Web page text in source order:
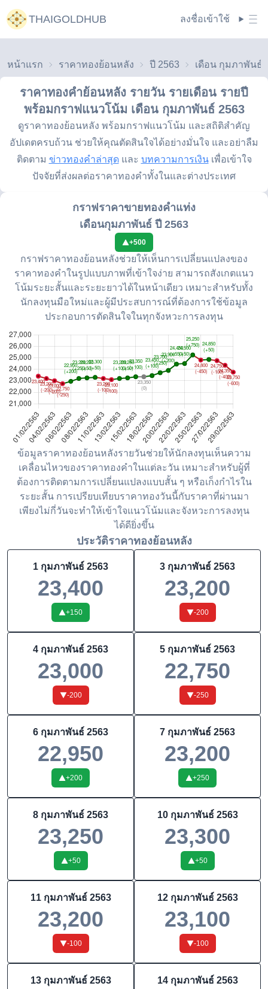
THAIGOLDHUB ลงชื่อเข้าใช้
หน้าแรก ราคาทองย้อนหลัง ปี 2563
ราคาทองคำย้อนหลัง รายวัน รายเดือน รายปี
พร้อมกราฟแนวโน้ม เดือน กุมภาพันธ์ 2563
ดูราคาทองย้อนหลัง พร้อมกราฟแนวโน้ม และสถิติสำคัญ
อัปเดตครบถ้วน ช่วยให้คุณตัดสินใจได้อย่างมั่นใจ และอย่าลืม
ติดตาม ข่าวทองคำล่าสุด และ บทความการเงิน เพื่อเข้าใจ
ปัจจัยที่ส่งผลต่อราคาทองคำทั้งในและต่างประเทศ
กราฟราคาขายทองคำแท่ง
เดือนกุมภาพันธ์ ปี 2563
+500
กราฟราคาทองย้อนหลังช่วยให้เห็นการเปลี่ยนแปลงของ
ราคาทองคำในรูปแบบภาพที่เข้าใจง่าย สามารถสังเกตแนว
โน้มระยะสั้นและระยะยาวได้ในหน้าเดียว เหมาะสำหรับทั้ง
นักลงทุนมือใหม่และผู้มีประสบการณ์ที่ต้องการใช้ข้อมูล
ประกอบการตัดสินใจในทุกจังหวะการลงทุน
ข้อมูลราคาทองย้อนหลังรายวันช่วยให้นักลงทุนเห็นความ
เคลื่อนไหวของราคาทองคำในแต่ละวัน เหมาะสำหรับผู้ที่
ต้องการติดตามการเปลี่ยนแปลงแบบสั้น ๆ หรือเก็งกำไรใน
ระยะสั้น การเปรียบเทียบราคาทองวันนี้กับราคาที่ผ่านมา
เพียงไม่กี่วันจะทำให้เข้าใจแนวโน้มและจังหวะการลงทุน
ได้ดียิ่งขึ้น
ประวัติราคาทองย้อนหลัง
1 กุมภาพันธ์ 2563
23,400
+150
3 กุมภาพันธ์ 2563
23,200
-200
4 กุมภาพันธ์ 2563
23,000
-200
5 กุมภาพันธ์ 2563
22,750
-250
6 กุมภาพันธ์ 2563
22,950
+200
7 กุมภาพันธ์ 2563
23,200
+250
8 กุมภาพันธ์ 2563
23,250
+50
10 กุมภาพันธ์ 2563
23,300
+50
11 กุมภาพันธ์ 2563
23,200
-100
12 กุมภาพันธ์ 2563
23,100
-100
13 กุมภาพันธ์ 2563 14 กุมภาพันธ์ 2563